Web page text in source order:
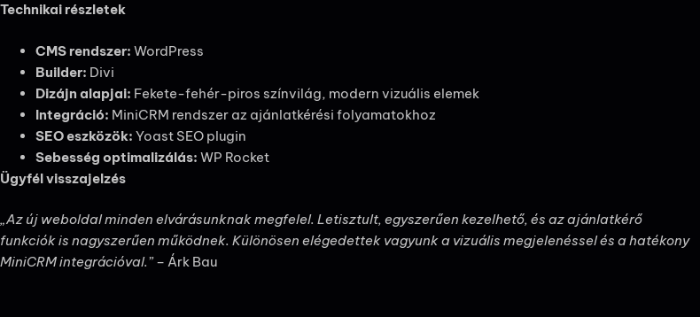
Technikai részletek
CMS rendszer: WordPress
Builder: Divi
Dizájn alapjai: Fekete-fehér-piros színvilág, modern vizuális elemek
Integráció: MiniCRM rendszer az ajánlatkérési folyamatokhoz
SEO eszközök: Yoast SEO plugin
Sebesség optimalizálás: WP Rocket
Ügyfél visszajelzés
„Az új weboldal minden elvárásunknak megfelel. Letisztult, egyszerűen kezelhető, és az ajánlatkérő
funkciók is nagyszerűen működnek. Különösen elégedettek vagyunk a vizuális megjelenéssel és a hatékony
MiniCRM integrációval.”– Árk Bau